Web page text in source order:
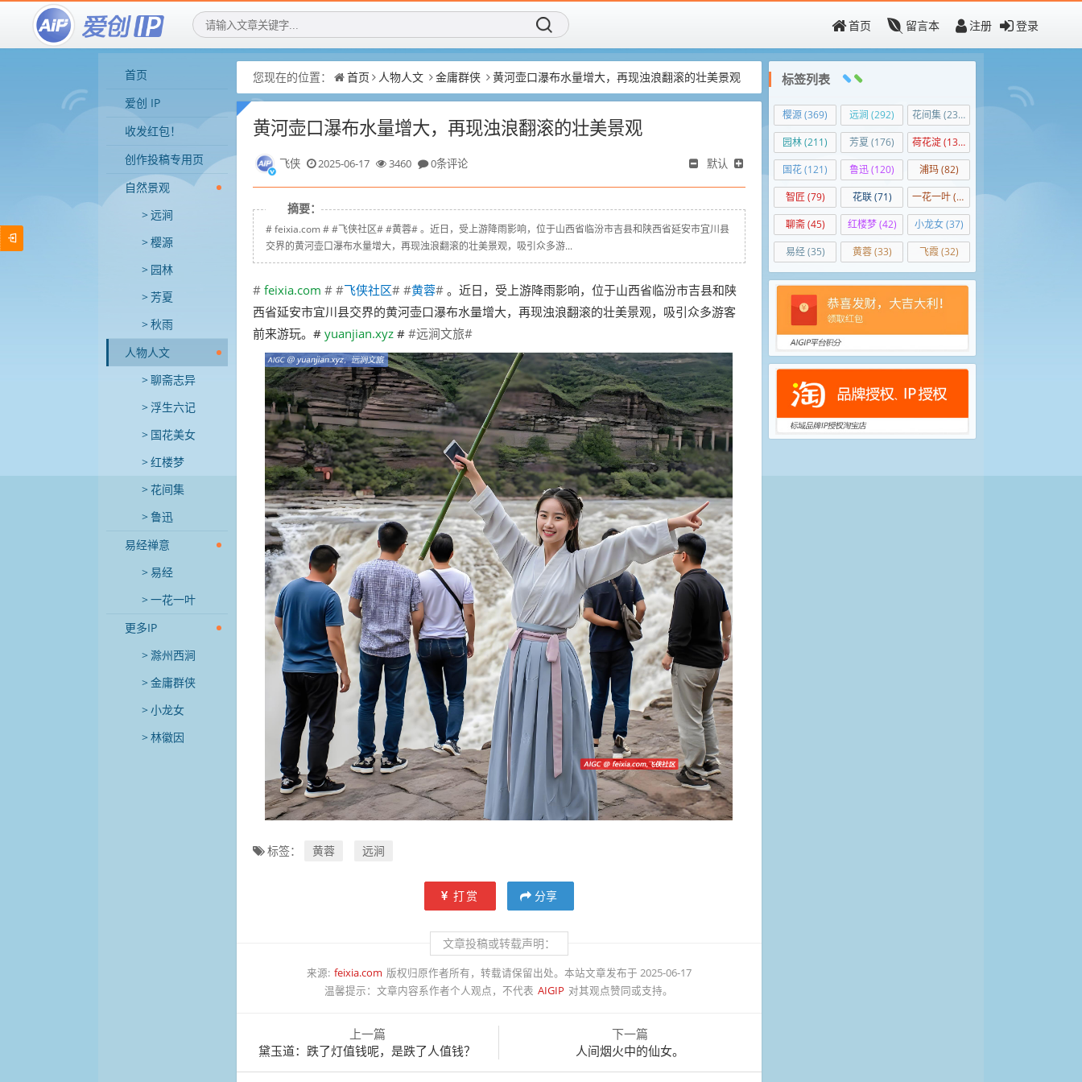
首页 留言本 注册 登录
首页
爱创 IP
收发红包！
创作投稿专用页
自然景观
远涧
樱源
园林
芳夏
秋雨
人物人文
聊斋志异
浮生六记
国花美女
红楼梦
花间集
鲁迅
易经禅意
易经
一花一叶
更多IP
滁州西涧
金庸群侠
小龙女
林徽因
您现在的位置： 首页 人物人文 金庸群侠 黄河壶口瀑布水量增大，再现浊浪翻滚的壮美景观
黄河壶口瀑布水量增大，再现浊浪翻滚的壮美景观
飞侠 2025-06-17 3460 0条评论 默认
摘要：
# feixia.com # #飞侠社区# #黄蓉# 。近日，受上游降雨影响，位于山西省临汾市吉县和陕西省延安市宜川县
交界的黄河壶口瀑布水量增大，再现浊浪翻滚的壮美景观，吸引众多游...
# feixia.com # #飞侠社区# #黄蓉# 。近日，受上游降雨影响，位于山西省临汾市吉县和陕
西省延安市宜川县交界的黄河壶口瀑布水量增大，再现浊浪翻滚的壮美景观，吸引众多游客
前来游玩。 # yuanjian.xyz # #远涧文旅#
标签： 黄蓉 远涧
打赏 分享
文章投稿或转载声明：
来源: feixia.com 版权归原作者所有，转载请保留出处。本站文章发布于 2025-06-17
温馨提示：文章内容系作者个人观点，不代表 AIGIP 对其观点赞同或支持。
上一篇
黛玉道：跌了灯值钱呢，是跌了人值钱？
下一篇
人间烟火中的仙女。
标签列表
樱源(369) 远涧 (292) 花间集(236)
园林(211) 芳夏 (176) 荷花淀(139)
国花(121) 鲁迅(120) 浦玛(82)
智匠 (79) 花联(71) 一花一叶(50)
聊斋(45) 红楼梦(42) 小龙女(37)
易经(35) 黄蓉(33) 飞霞 (32)